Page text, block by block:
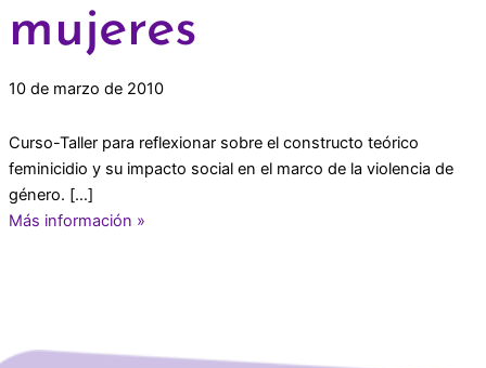
mujeres
10 de marzo de 2010
Curso-Taller para reflexionar sobre el constructo teórico
feminicidio y su impacto social en el marco de la violencia de
género. […]
Más información »